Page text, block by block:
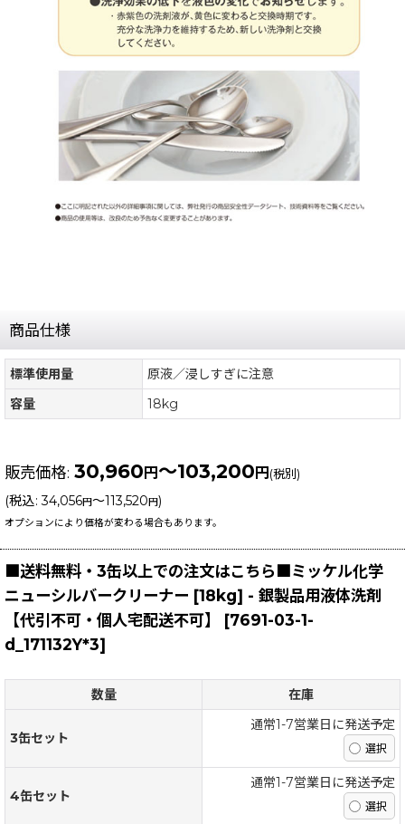
商品仕様
標準使用量
原液／浸しすぎに注意
容量
18kg
販売価格: 30,960円～103,200円(税別)
(税込: 34,056円～113,520円)
オプションにより価格が変わる場合もあります。
■送料無料・3缶以上での注文はこちら■ミッケル化学
ニューシルバークリーナー [18kg] - 銀製品用液体洗剤
【代引不可・個人宅配送不可】
[7691-03-1-
d_171132Y*3]
数量 在庫
3缶セット
通常1-7営業日に発送予定
4缶セット
通常1-7営業日に発送予定